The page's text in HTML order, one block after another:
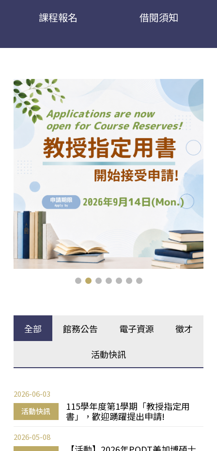
課程報名 借閱須知
全部 館務公告 電子資源 徵才
活動快訊
活動快訊
115學年度第1學期「教授指定用
書」，歡迎踴躍提出申請!
2026-06-03
2026-05-08